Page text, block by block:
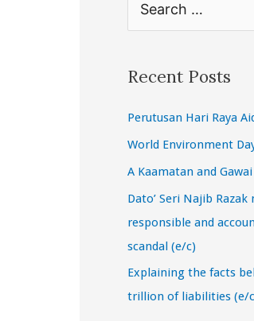
r
h
f
o
Recent Posts
Perutusan Hari Raya
World Environment
A Kaamatan and
Dato’ Seri Najib
responsible and
scandal (e/c)
Explaining the facts
trillion of liabilities (e/